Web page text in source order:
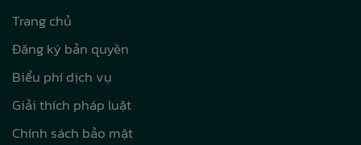
Trang chủ
Đăng ký bản quyền
Biểu phí dịch vụ
Giải thích pháp luật
Chính sách bảo mật